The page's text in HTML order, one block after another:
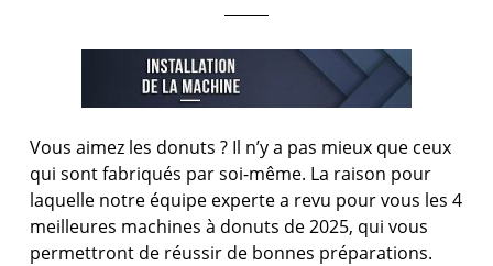
Vous aimez les donuts ? Il n’y a pas mieux que ceux
qui sont fabriqués par soi-même. La raison pour
laquelle notre équipe experte a revu pour vous les 4
meilleures machines à donuts de 2025, qui vous
permettront de réussir de bonnes préparations.